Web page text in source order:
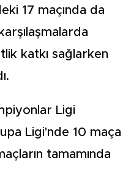
17 maçında da
katkı sağlarken
Ligi
Ligi'nde 10 maça
tamamında